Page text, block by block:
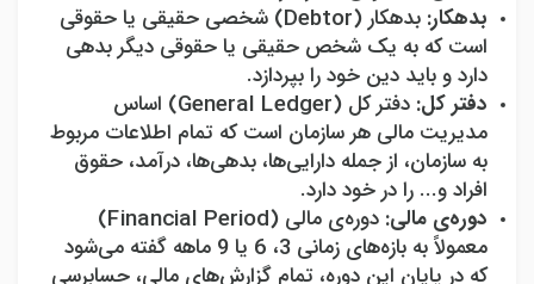
بدهکار: بدهکار (Debtor) شخصی حقیقی یا حقوقی
است که به یک شخص حقیقی یا حقوقی دیگر بدهی
دارد و باید دین خود را بپردازد.
دفتر کل: دفتر کل (General Ledger) اساس
مدیریت مالی هر سازمان است که تمام اطلاعات مربوط
به سازمان، از جمله دارایی‌ها، بدهی‌ها، درآمد، حقوق
افراد و... را در خود دارد.
دوره‌ی مالی: دوره‌ی مالی (Financial Period
)
معمولاً به بازه‌های زمانی 3، 6 یا 9 ماهه گفته می‌شود
که در پایان این دوره، تمام گزارش‌های مالی، حسابرسی